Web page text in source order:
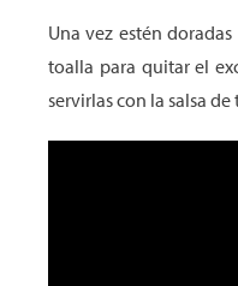
Una vez estén
toalla para quitar el
servirlas con la salsa